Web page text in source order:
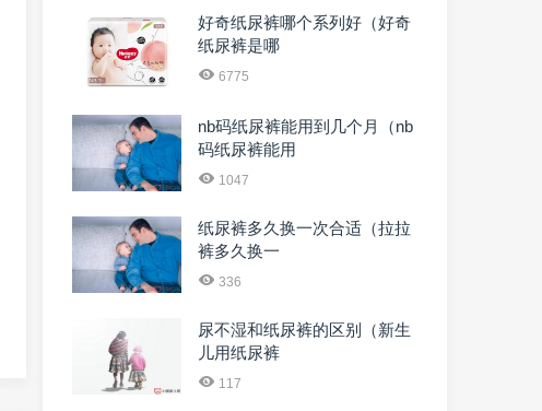
好奇纸尿裤哪个系列好（好奇
纸尿裤是哪
6775
nb码纸尿裤能用到几个月（nb
码纸尿裤能用
1047
纸尿裤多久换一次合适（拉拉
裤多久换一
336
尿不湿和纸尿裤的区别（新生
儿用纸尿裤
117